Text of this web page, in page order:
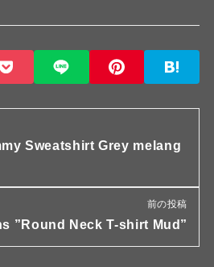
Sweatshirt Grey melang
前の投稿
”Round Neck T-shirt Mud”